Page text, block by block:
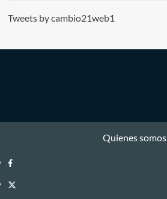
Tweets by cambio21web1
Quienes somos
Facebook
Twitter